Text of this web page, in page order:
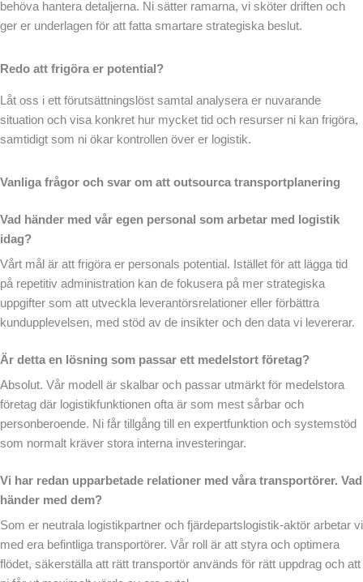
behöva hantera detaljerna. Ni sätter ramarna, vi sköter driften och
ger er underlagen för att fatta smartare strategiska beslut.
Redo att frigöra er potential?
Låt oss i ett förutsättningslöst samtal analysera er nuvarande
situation och visa konkret hur mycket tid och resurser ni kan frigöra,
samtidigt som ni ökar kontrollen över er logistik.
Vanliga frågor och svar om att outsourca transportplanering
Vad händer med vår egen personal som arbetar med logistik
idag?
Vårt mål är att frigöra er personals potential. Istället för att lägga tid
på repetitiv administration kan de fokusera på mer strategiska
uppgifter som att utveckla leverantörsrelationer eller förbättra
kundupplevelsen, med stöd av de insikter och den data vi levererar.
Är detta en lösning som passar ett medelstort företag?
Absolut. Vår modell är skalbar och passar utmärkt för medelstora
företag där logistikfunktionen ofta är som mest sårbar och
personberoende. Ni får tillgång till en expertfunktion och systemstöd
som normalt kräver stora interna investeringar.
Vi har redan upparbetade relationer med våra transportörer. Vad
händer med dem?
Som er neutrala logistikpartner och fjärdepartslogistik-aktör arbetar vi
med era befintliga transportörer. Vår roll är att styra och optimera
flödet, säkerställa att rätt transportör används för rätt uppdrag och att